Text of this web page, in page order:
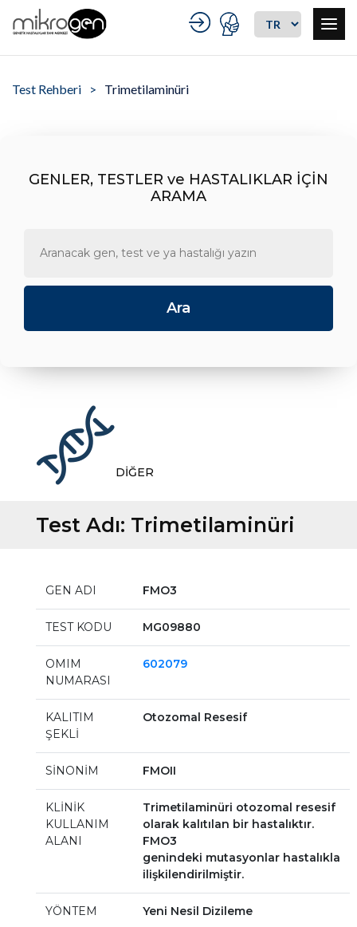
Test Rehberi Trimetilaminüri
GENLER, TESTLER ve HASTALIKLAR İÇİN
ARAMA
DİĞER
Test Adı: Trimetilaminüri
GEN ADI FMO3
TEST KODU MG09880
OMIM
NUMARASI
602079
KALITIM
ŞEKLİ
Otozomal Resesif
SİNONİM FMOII
KLİNİK
KULLANIM
ALANI
Trimetilaminüri otozomal resesif
olarak kalıtılan bir hastalıktır.
FMO3
genindeki mutasyonlar hastalıkla
ilişkilendirilmiştir.
YÖNTEM Yeni Nesil Dizileme